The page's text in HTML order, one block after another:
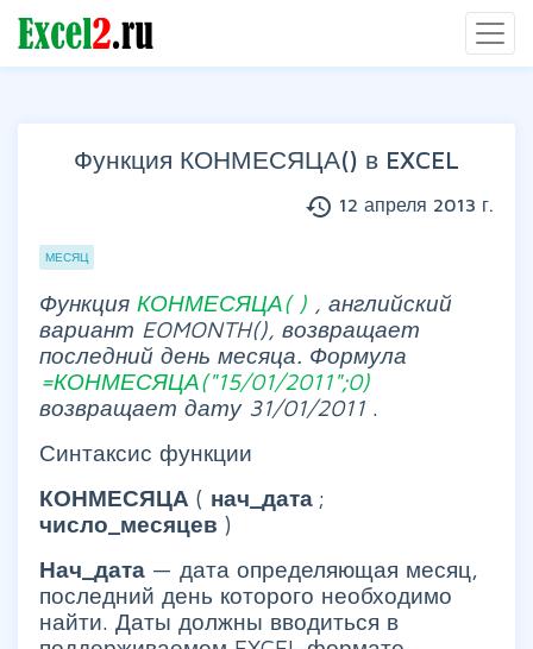
Функция КОНМЕСЯЦА() в EXCEL
history 12 апреля 2013 г.
Группы статей
МЕСЯЦ
Функция КОНМЕСЯЦА( ) , английский
вариант EOMONTH(), возвращает
последний день месяца. Формула
=КОНМЕСЯЦА("15/01/2011";0)
возвращает дату 31/01/2011 .
Синтаксис функции
КОНМЕСЯЦА ( нач_дата ;
число_месяцев )
Нач_дата — дата определяющая месяц,
последний день которого необходимо
найти. Даты должны вводиться в